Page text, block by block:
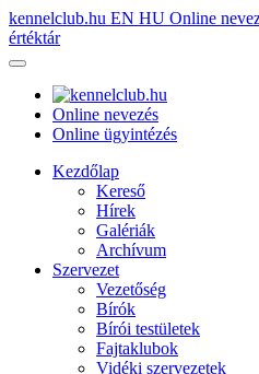
kennelclub.hu EN HU Online
értéktár
Online nevezés
Online ügyintézés
Kezdőlap
Kereső
Hírek
Galériák
Archívum
Szervezet
Vezetőség
Bírók
Bírói testületek
Fajtaklubok
Vidéki szervezetek